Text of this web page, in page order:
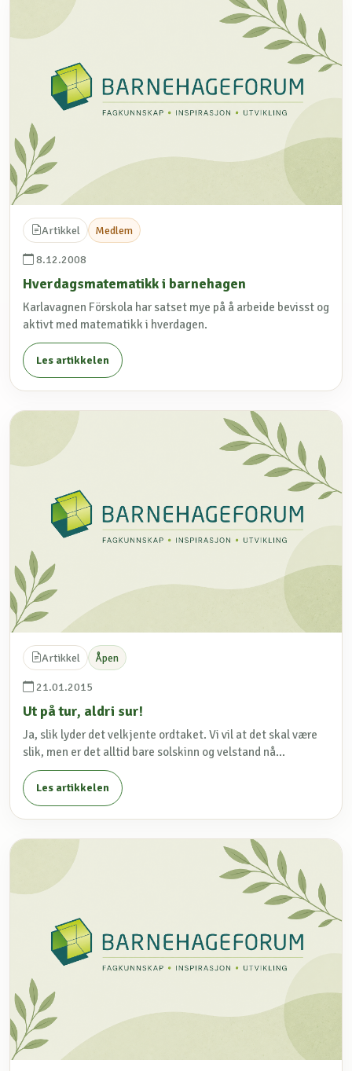
Artikkel Medlem
8.12.2008
Hverdagsmatematikk i barnehagen
Karlavagnen Förskola har satset mye på å arbeide bevisst og
aktivt med matematikk i hverdagen.
Les artikkelen
Artikkel Åpen
21.01.2015
Ut på tur, aldri sur!
Ja, slik lyder det velkjente ordtaket. Vi vil at det skal være
slik, men er det alltid bare solskinn og velstand nå...
Les artikkelen